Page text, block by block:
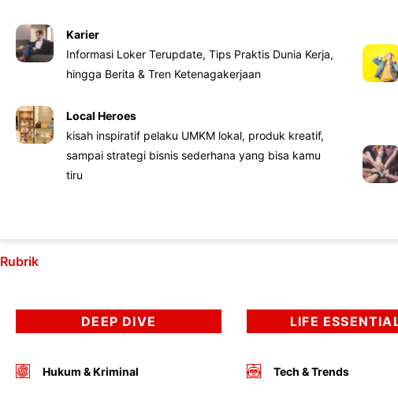
Karier
Informasi Loker Terupdate, Tips Praktis Dunia Kerja,
hingga Berita & Tren Ketenagakerjaan
Local Heroes
kisah inspiratif pelaku UMKM lokal, produk kreatif,
sampai strategi bisnis sederhana yang bisa kamu
tiru
Rubrik
DEEP DIVE
Hukum & Kriminal
LIFE
Tech & Trends